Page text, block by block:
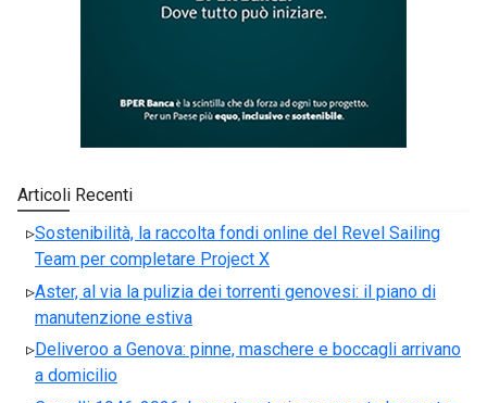
Articoli Recenti
Sostenibilità, la raccolta fondi online del Revel Sailing
Team per completare Project X
Aster, al via la pulizia dei torrenti genovesi: il piano di
manutenzione estiva
Deliveroo a Genova: pinne, maschere e boccagli arrivano
a domicilio